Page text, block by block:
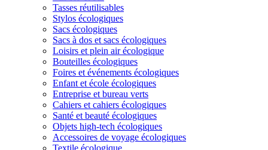
Tasses réutilisables
Stylos écologiques
Sacs écologiques
Sacs à dos et sacs écologiques
Loisirs et plein air écologique
Bouteilles écologiques
Foires et événements écologiques
Enfant et école écologiques
Entreprise et bureau verts
Cahiers et cahiers écologiques
Santé et beauté écologiques
Objets high-tech écologiques
Accessoires de voyage écologiques
Textile écologique